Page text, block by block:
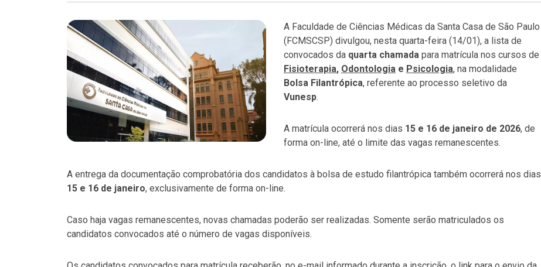
A Faculdade de Ciências Médicas da Santa Casa de São Paulo
(FCMSCSP) divulgou, nesta quarta-feira (14/01), a lista de
convocados da quarta chamada para matrícula nos cursos de
Fisioterapia, Odontologia e Psicologia, na modalidade
Bolsa Filantrópica, referente ao processo seletivo da
Vunesp.
A matrícula ocorrerá nos dias 15 e 16 de janeiro de 2026, de
forma on-line, até o limite das vagas remanescentes.
A entrega da documentação comprobatória dos candidatos à bolsa de estudo filantrópica também ocorrerá nos dias
15 e 16 de janeiro, exclusivamente de forma on-line.
Caso haja vagas remanescentes, novas chamadas poderão ser realizadas. Somente serão matriculados os
candidatos convocados até o número de vagas disponíveis.